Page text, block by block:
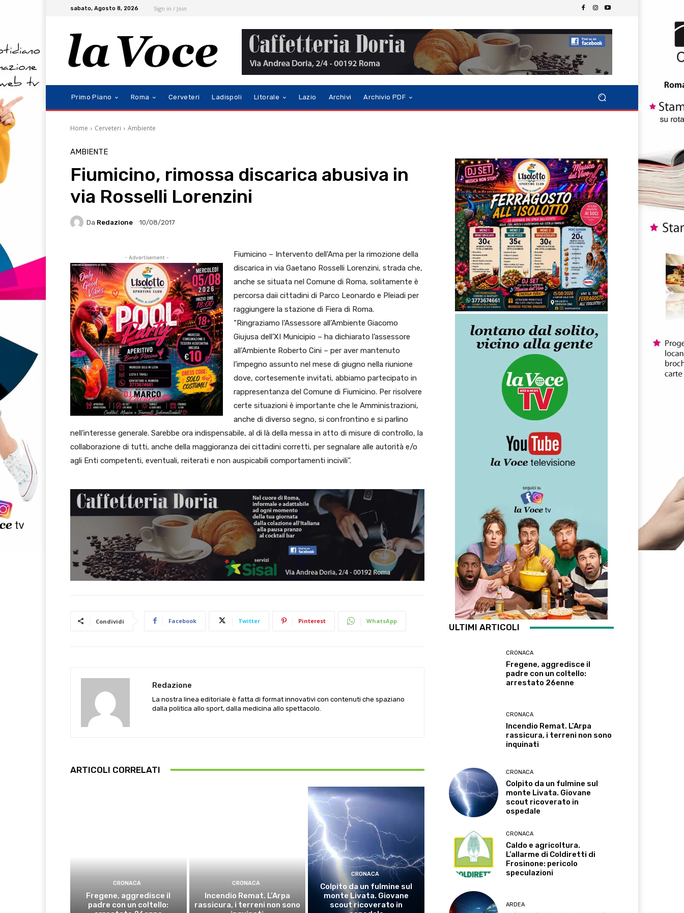
sabato, Agosto 8, 2026 Sign in / Join
Primo Piano Roma Cerveteri Ladispoli Litorale Lazio Archivi Archivio PDF
Home Cerveteri Ambiente
AMBIENTE
Fiumicino, rimossa discarica abusiva in
via Rosselli Lorenzini
Da Redazione 10/08/2017
- Advertisement -
Fiumicino – Intervento dell’Ama per la rimozione della
discarica in via Gaetano Rosselli Lorenzini, strada che,
anche se situata nel Comune di Roma, solitamente è
percorsa daii cittadini di Parco Leonardo e Pleiadi per
raggiungere la stazione di Fiera di Roma.
“Ringraziamo l’Assessore all’Ambiente Giacomo
Giujusa dell’XI Municipio – ha dichiarato l’assessore
all’Ambiente Roberto Cini – per aver mantenuto
l’impegno assunto nel mese di giugno nella riunione
dove, cortesemente invitati, abbiamo partecipato in
rappresentanza del Comune di Fiumicino. Per risolvere
certe situazioni è importante che le Amministrazioni,
anche di diverso segno, si confrontino e si parlino
nell’interesse generale. Sarebbe ora indispensabile, al di là della messa in atto di misure di controllo, la
collaborazione di tutti, anche della maggioranza dei cittadini corretti, per segnalare alle autorità e/o
agli Enti competenti, eventuali, reiterati e non auspicabili comportamenti incivili”.
Condividi Facebook Twitter Pinterest WhatsApp
Redazione
La nostra linea editoriale è fatta di format innovativi con contenuti che spaziano
dalla politica allo sport, dalla medicina allo spettacolo.
ARTICOLI CORRELATI
CRONACA
Fregene, aggredisce il
padre con un coltello:
CRONACA
Incendio Remat. L’Arpa
rassicura, i terreni non sono
CRONACA
Colpito da un fulmine sul
monte Livata. Giovane
scout ricoverato in
ULTIMI ARTICOLI
CRONACA
Fregene, aggredisce il
padre con un coltello:
arrestato 26enne
CRONACA
Incendio Remat. L’Arpa
rassicura, i terreni non sono
inquinati
CRONACA
Colpito da un fulmine sul
monte Livata. Giovane
scout ricoverato in
ospedale
CRONACA
Caldo e agricoltura.
L’allarme di Coldiretti di
Frosinone: pericolo
speculazioni
ARDEA